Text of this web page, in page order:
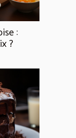
:
?